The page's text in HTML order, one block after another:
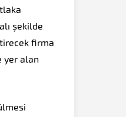
şekilde
firma
yer alan